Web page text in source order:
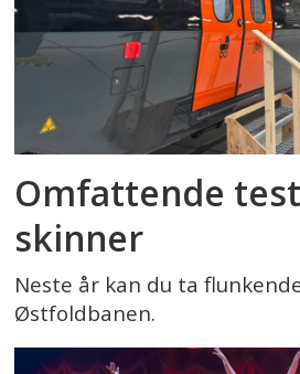
Omfattende
skinner
Neste år kan du ta
Østfoldbanen.